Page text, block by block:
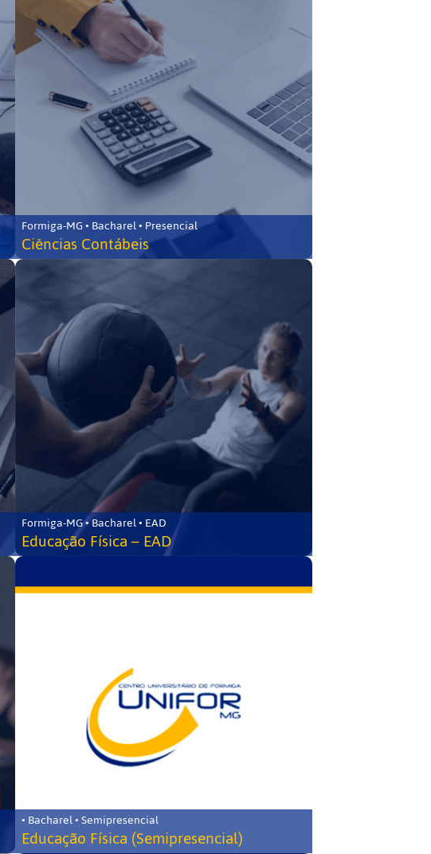
Formiga-MG • Bacharel • Presencial
Ciências Contábeis
Formiga-MG • Bacharel • EAD
Educação Física – EAD
• Bacharel • Semipresencial
Educação Física (Semipresencial)